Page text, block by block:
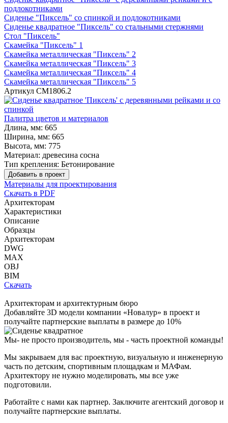
подлокотниками
Сиденье "Пиксель" со спинкой и подлокотниками
Сиденье квадратное "Пиксель" со стальными стержнями
Стол "Пиксель"
Скамейка "Пиксель" 1
Скамейка металлическая "Пиксель" 2
Скамейка металлическая "Пиксель" 3
Скамейка металлическая "Пиксель" 4
Скамейка металлическая "Пиксель" 5
Артикул СМ1806.2
Палитра цветов и материалов
Длина, мм: 665
Ширина, мм: 665
Высота, мм: 775
Материал: древесина сосна
Тип крепления: Бетонирование
Добавить в проект
Материалы для проектирования
Скачать в PDF
Архитекторам
Характеристики
Описание
Образцы
Архитекторам
DWG
MAX
OBJ
BIM
Скачать
Архитекторам и архитектурным бюро
Добавляйте 3D модели компании «Новалур» в проект и
получайте партнерские выплаты в размере до 10%
Мы- не просто производитель, мы - часть проектной команды!
Мы закрываем для вас проектную, визуальную и инженерную
часть по детским, спортивным площадкам и МАФам.
Архитектору не нужно моделировать, мы все уже
подготовили.
Работайте с нами как партнер. Заключите агентский договор и
получайте партнерские выплаты.